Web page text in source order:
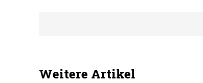
Weitere Artikel